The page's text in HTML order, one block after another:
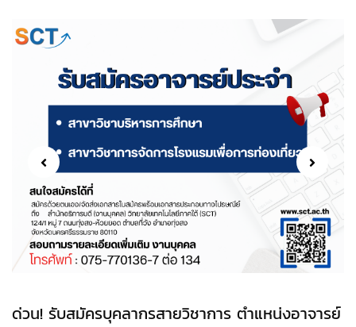
ด่วน! รับสมัครบุคลากรสายวิชาการ ตำแหน่งอาจารย์